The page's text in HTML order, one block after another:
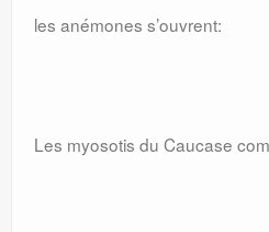
les anémones s’ouvrent:
Les myosotis du Caucase